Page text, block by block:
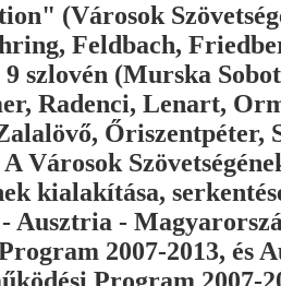
(Városok
Feldbach,
szlovén (Murska
Radenci, Lenart,
Őriszentpéter,
A Városok
kialakítása,
Ausztria -
2007-2013, és